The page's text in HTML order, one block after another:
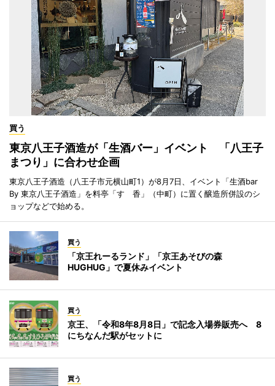
買う
東京八王子酒造が「生酒バー」イベント 「八王子
まつり」に合わせ企画
東京八王子酒造（八王子市元横山町1）が8月7日、イベント「生酒bar
By 東京八王子酒造」を料亭「すゞ香」（中町）に置く醸造所併設のシ
ョップなどで始める。
買う
「京王れーるランド」「京王あそびの森
HUGHUG」で夏休みイベント
買う
京王、「令和8年8月8日」で記念入場券販売へ 8
にちなんだ駅がセットに
買う